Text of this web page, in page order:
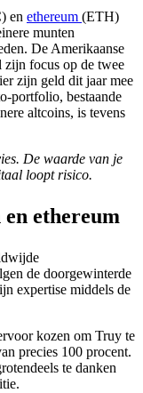
en ethereum (ETH)
munten
De Amerikaanse
focus op de twee
zijn geld dit jaar mee
portfolio, bestaande
altcoins, is tevens
De waarde van je
loopt risico.
ethereum
de doorgewinterde
expertise middels de
kozen om Truy te
precies 100 procent.
te danken